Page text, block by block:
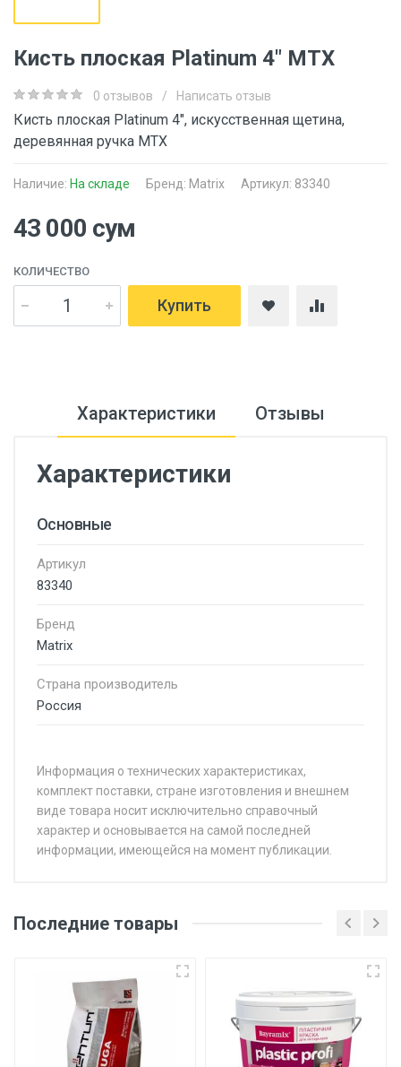
Кисть плоская Platinum 4" MTX
0 отзывов / Написать отзыв
Кисть плоская Platinum 4", искусственная щетина,
деревянная ручка MTX
Наличие: На складе Бренд: Matrix Артикул: 83340
43 000 сум
КОЛИЧЕСТВО
Купить
Характеристики Отзывы
Характеристики
Основные
Артикул
83340
Бренд
Matrix
Страна производитель
Россия
Информация о технических характеристиках,
комплект поставки, стране изготовления и внешнем
виде товара носит исключительно справочный
характер и основывается на самой последней
информации, имеющейся на момент публикации.
Последние товары